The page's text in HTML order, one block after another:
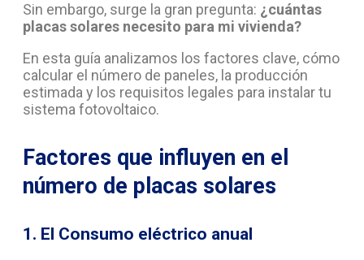
Sin embargo, surge la gran pregunta: ¿cuántas
placas solares necesito para mi vivienda?
En esta guía analizamos los factores clave, cómo
calcular el número de paneles, la producción
estimada y los requisitos legales para instalar tu
sistema fotovoltaico.
Factores que influyen en el
número de placas solares
1. El Consumo eléctrico anual